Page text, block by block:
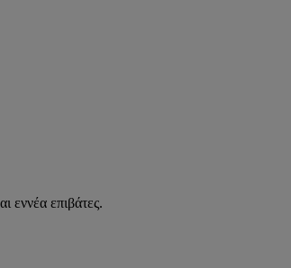
εννέα επιβάτες.